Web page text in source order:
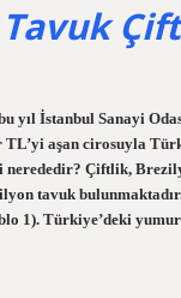
yıl İstanbul Sanayi
aşan cirosuyla
nerededir? Çiftlik,
tavuk
Türkiye’deki